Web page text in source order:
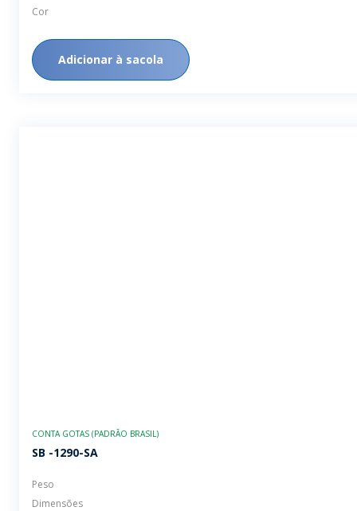
Adicionar à sacola
SB -1290-SA
Dimensões
Volume Total